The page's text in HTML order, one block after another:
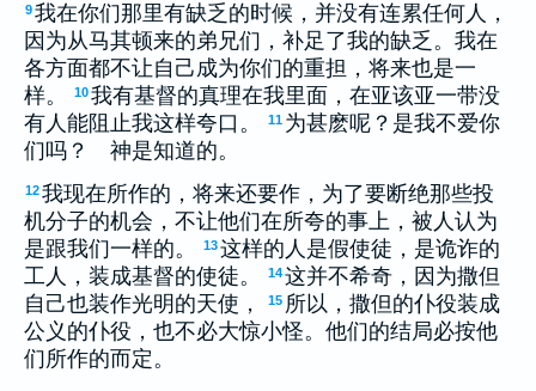
9我在你们那里有缺乏的时候，并没有连累任何人，
因为从马其顿来的弟兄们，补足了我的缺乏。我在
各方面都不让自己成为你们的重担，将来也是一
样。
10我有基督的真理在我里面，在亚该亚一带没
有人能阻止我这样夸口。
11 为甚麽呢？是我不爱你
们吗？ 神是知道的。
12我现在所作的，将来还要作，为了要断绝那些投
机分子的机会，不让他们在所夸的事上，被人认为
是跟我们一样的。
13这样的人是假使徒，是诡诈的
工人，装成基督的使徒。
14这并不希奇，因为撒但
自己也装作光明的天使，
15 所以，撒但的仆役装成
公义的仆役，也不必大惊小怪。他们的结局必按他
们所作的而定。